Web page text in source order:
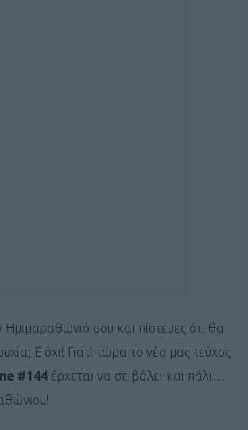
σου και πίστευες ότι θα
Ε όχι! Γιατί τώρα το νέο μας τεύχος
#144 έρχεται να σε βάλει και πάλι…